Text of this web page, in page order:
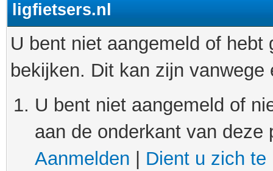
ligfietsers.nl
U bent niet aangemeld of
bekijken. Dit kan zijn
U bent niet aangemeld of
aan de onderkant van
Aanmelden
Dient u zich te